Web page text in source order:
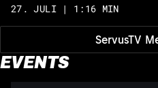
ServusTV
27. JULI | 1:16 MIN
EVENTS